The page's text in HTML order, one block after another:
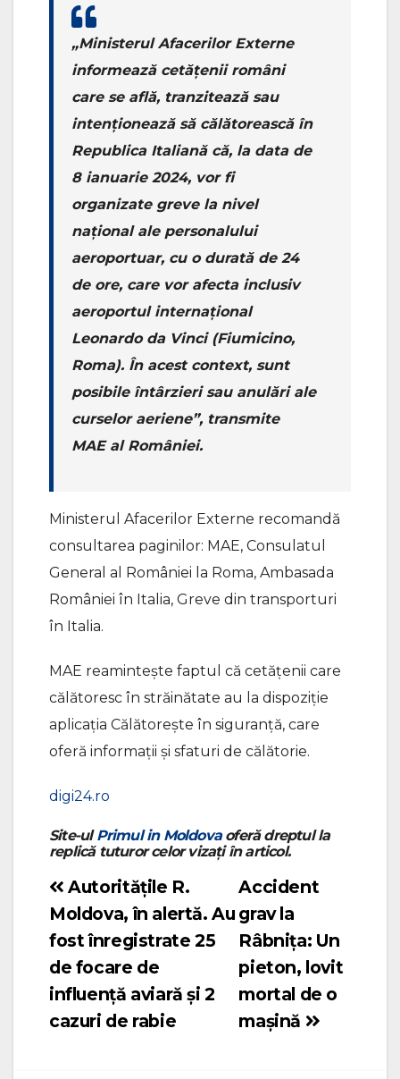
„Ministerul Afacerilor Externe
informează cetăţenii români
care se află, tranzitează sau
intenţionează să călătorească în
Republica Italiană că, la data de
8 ianuarie 2024, vor fi
organizate greve la nivel
naţional ale personalului
aeroportuar, cu o durată de 24
de ore, care vor afecta inclusiv
aeroportul internaţional
Leonardo da Vinci (Fiumicino,
Roma). În acest context, sunt
posibile întârzieri sau anulări ale
curselor aeriene”, transmite
MAE al României.
Ministerul Afacerilor Externe recomandă
consultarea paginilor: MAE, Consulatul
General al României la Roma, Ambasada
României în Italia, Greve din transporturi
în Italia.
MAE reaminteşte faptul că cetăţenii care
călătoresc în străinătate au la dispoziţie
aplicaţia Călătoreşte în siguranţă, care
oferă informaţii şi sfaturi de călătorie.
digi24.ro
Site-ulPrimul in Moldovaoferă dreptul la
replică tuturor celor vizați în articol.
Navigare
în
articole
Accident
grav la
Râbnița: Un
pieton, lovit
mortal de o
mașină
Autoritățile R.
Moldova, în alertă. Au
fost înregistrate 25
de focare de
influență aviară și 2
cazuri de rabie